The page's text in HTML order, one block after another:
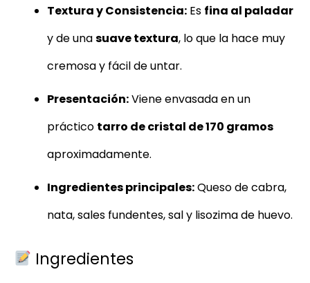
Textura y Consistencia: Es fina al paladar
y de unasuave textura, lo que la hace muy
cremosa y fácil de untar.
Presentación:Viene envasada en un
práctico tarro de cristal de 170 gramos
aproximadamente.
Ingredientes principales:Queso de cabra,
nata, sales fundentes, sal y lisozima de huevo.
Ingredientes